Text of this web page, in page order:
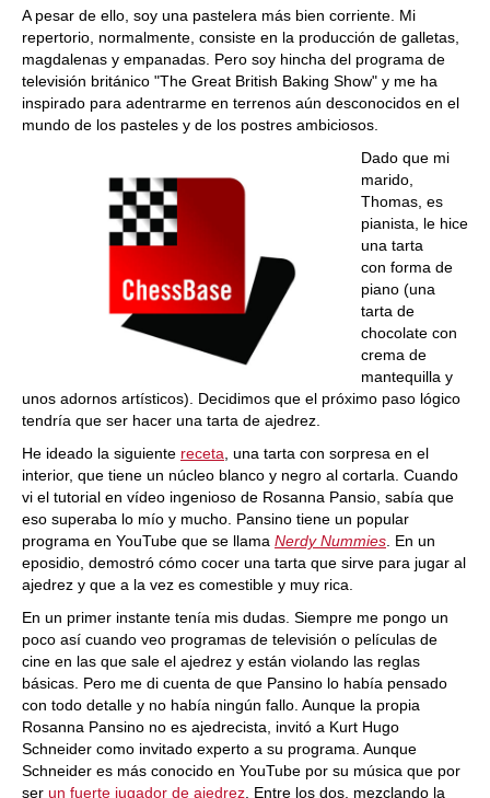
A pesar de ello, soy una pastelera más bien corriente. Mi
repertorio, normalmente, consiste en la producción de galletas,
magdalenas y empanadas. Pero soy hincha del programa de
televisión británico "The Great British Baking Show" y me ha
inspirado para adentrarme en terrenos aún desconocidos en el
mundo de los pasteles y de los postres ambiciosos.
Dado que mi
marido,
Thomas, es
pianista, le hice
una tarta
con forma de
piano (una
tarta de
chocolate con
crema de
mantequilla y
unos adornos artísticos). Decidimos que el próximo paso lógico
tendría que ser hacer una tarta de ajedrez.
He ideado la siguiente receta , una tarta con sorpresa en el
interior, que tiene un núcleo blanco y negro al cortarla. Cuando
vi el tutorial en vídeo ingenioso de Rosanna Pansio, sabía que
eso superaba lo mío y mucho. Pansino tiene un popular
programa en YouTube que se llama Nerdy Nummies . En un
eposidio, demostró cómo cocer una tarta que sirve para jugar al
ajedrez y que a la vez es comestible y muy rica.
En un primer instante tenía mis dudas. Siempre me pongo un
poco así cuando veo programas de televisión o películas de
cine en las que sale el ajedrez y están violando las reglas
básicas. Pero me di cuenta de que Pansino lo había pensado
con todo detalle y no había ningún fallo. Aunque la propia
Rosanna Pansino no es ajedrecista, invitó a Kurt Hugo
Schneider como invitado experto a su programa. Aunque
Schneider es más conocido en YouTube por su música que por
ser un fuerte jugador de ajedrez . Entre los dos, mezclando la